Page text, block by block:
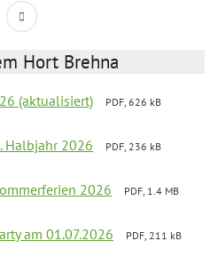
Hort Brehna
(aktualisiert)
PDF, 626 kB
Halbjahr 2026
PDF, 236 kB
2026
PDF, 1.4 MB
am 01.07.2026
PDF, 211 kB